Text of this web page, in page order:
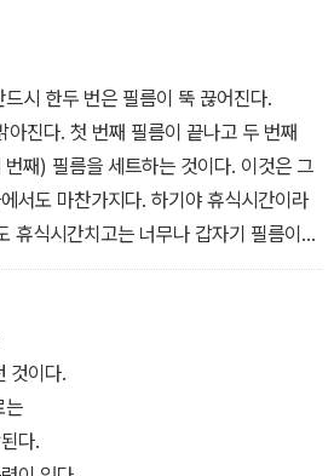
까지의 여정을 하루키 특유의 섬세하고
있는 여행 에세이다.
시 한두 번은 필름이 뚝 끊어진다.
아진다. 첫 번째 필름이 끝나고 두 번째
째) 필름을 세트하는 것이다. 이것은 그
서도 마찬가지다. 하기야 휴식시간이라
휴식시간치고는 너무나 갑자기 필름이
경우가 허다하다. 영사기를 두 대 사면
특별히 불편하게는생각하지 않는 모양
가거나 초콜릿을먹거나 전반부의 줄거리
부에 대비한다. 아이들은 좌석 등받이에
쿵후연습에 열을 올리고 있다. 누군가
무로란 센다이가 즉시 달려온다. 티타니
스럽게 깊어만 간다.
것이다.
는
다.